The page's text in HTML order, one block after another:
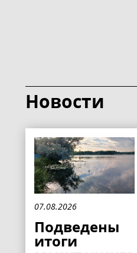
Новости
07.08.2026
Подведены
итоги